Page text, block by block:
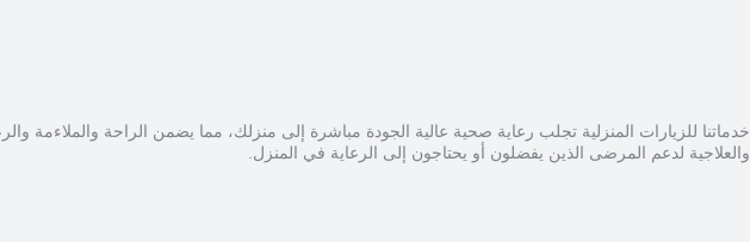
خدماتنا للزيارات المنزلية تجلب رعاية صحية عالية الجودة مباشرة إلى منزلك، مما يضمن الراحة والملاءمة
والعلاجية لدعم المرضى الذين يفضلون أو يحتاجون إلى الرعاية في المنزل.